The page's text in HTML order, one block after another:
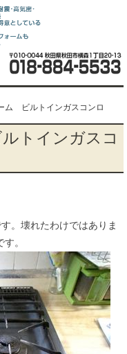
ム ビルトインガスコンロ
トインガスコ
。壊れたわけではありま
。